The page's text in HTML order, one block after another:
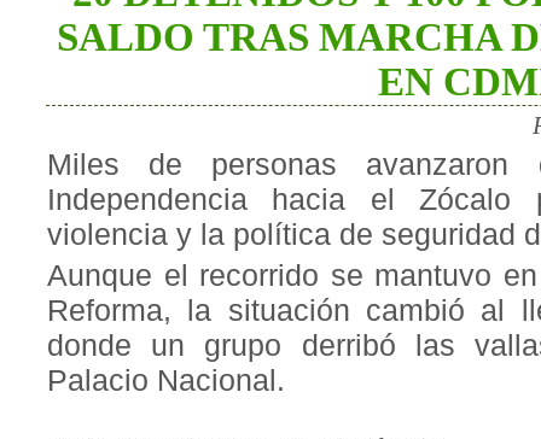
SALDO TRAS MARCHA
EN
Miles de personas
Independencia hacia el Zócalo
violencia y la política de seguridad
Aunque el recorrido se mantuvo
Reforma, la situación cambió al
donde un grupo derribó las
Palacio Nacional.